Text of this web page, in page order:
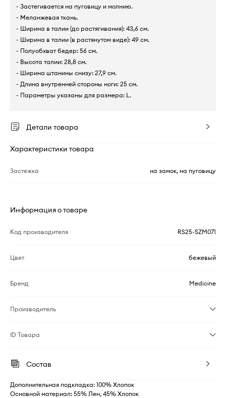
- Застегивается на пуговицу и молнию.
- Меланжевая ткань.
- Ширина в талии (до растягивания): 43,6 см.
- Ширина в талии (в растянутом виде): 49 см.
- Полуобхват бедер: 56 см.
- Высота талии: 28,8 см.
- Ширина штанины снизу: 27,9 см.
- Длина внутренней стороны ноги: 25 см.
- Параметры указаны для размера: L.
Детали товара
Характеристики товара
Застежка на замок, на пуговицу
Информация о товаре
Код производителя RS25-SZM071
Цвет бежевый
Бренд Medicine
Производитель
ID Товара
Состав
Дополнительная подкладка: 100% Хлопок
Основной материал: 55% Лен, 45% Хлопок